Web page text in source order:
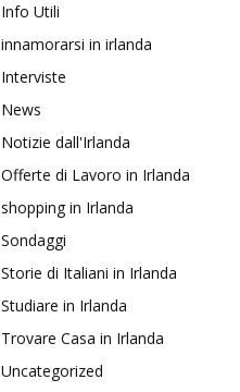
Info Utili
innamorarsi in irlanda
Interviste
News
Notizie dall'Irlanda
Offerte di Lavoro in Irlanda
shopping in Irlanda
Sondaggi
Storie di Italiani in Irlanda
Studiare in Irlanda
Trovare Casa in Irlanda
Uncategorized